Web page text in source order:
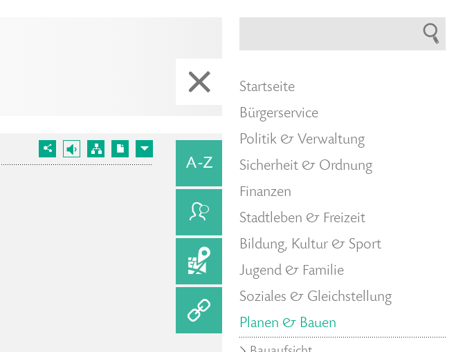
Startseite
Bürgerservice
Politik & Verwaltung
Sicherheit & Ordnung
Finanzen
Stadtleben & Freizeit
Bildung, Kultur & Sport
Jugend & Familie
Soziales & Gleichstellung
Planen & Bauen